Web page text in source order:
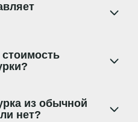
из обычной
нет?